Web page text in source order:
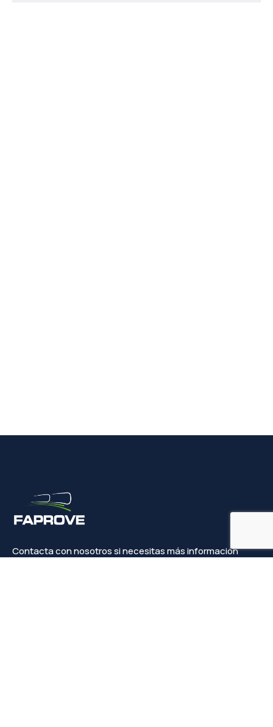
Contacta con nosotros si necesitas más información